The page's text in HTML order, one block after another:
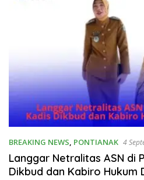
BREAKING NEWS PONTIANAK 4
Langgar Netralitas ASN di
Dikbud dan Kabiro Hukum